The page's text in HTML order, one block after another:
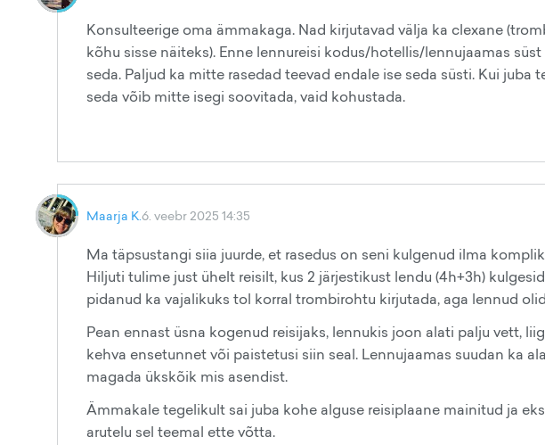
Konsulteerige oma ämmakaga. Nad kirjutavad välja ka clexane
kõhu sisse näiteks). Enne lennureisi kodus/hotellis/lennujaamas
seda. Paljud ka mitte rasedad teevad endale ise seda süsti. Kui juba
seda võib mitte isegi soovitada, vaid kohustada.
Maarja K.6. veebr 2025 14:35
Ma täpsustangi siia juurde, et rasedus on seni kulgenud ilma
Hiljuti tulime just ühelt reisilt, kus 2 järjestikust lendu (4h+3h)
pidanud ka vajalikuks tol korral trombirohtu kirjutada, aga lennud
Pean ennast üsna kogenud reisijaks, lennukis joon alati palju vett,
kehva ensetunnet või paistetusi siin seal. Lennujaamas suudan ka
magada ükskõik mis asendist.
Ämmakale tegelikult sai juba kohe alguse reisiplaane mainitud ja
arutelu sel teemal ette võtta.